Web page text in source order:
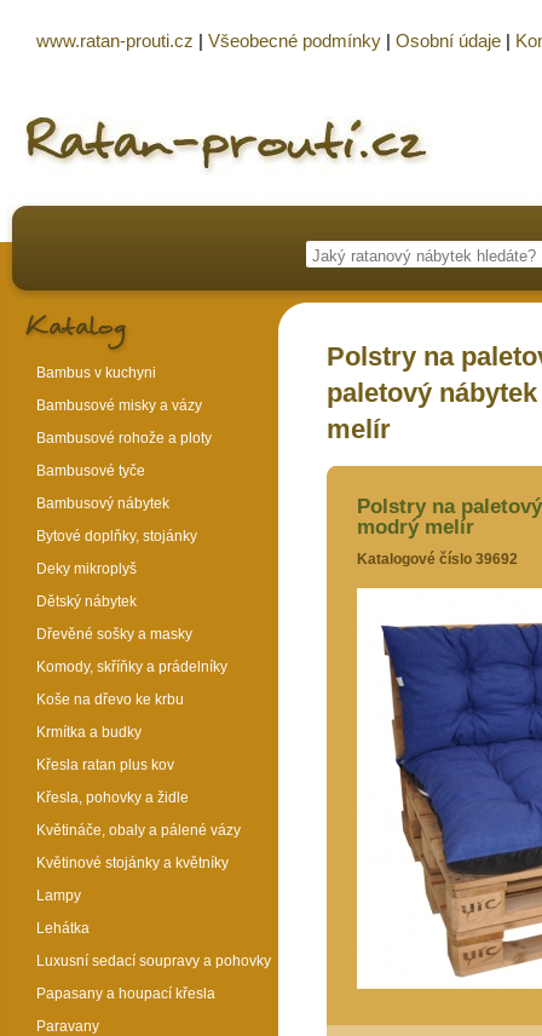
Polstry na
paletový
melír
Polstry na
modrý melír
Katalogové číslo 39692
Bambus v kuchyni
Bambusové misky a vázy
Bambusové rohože a ploty
Bambusové tyče
Bambusový nábytek
Bytové doplňky, stojánky
Deky mikroplyš
Dětský nábytek
Dřevěné sošky a masky
Komody, skříňky a prádelníky
Koše na dřevo ke krbu
Krmítka a budky
Křesla ratan plus kov
Křesla, pohovky a židle
Květináče, obaly a pálené vázy
Květinové stojánky a květníky
Lampy
Lehátka
Luxusní sedací soupravy a pohovky
Papasany a houpací křesla
Paravany
www.ratan-prouti.cz | Všeobecné podmínky | Osobní údaje |